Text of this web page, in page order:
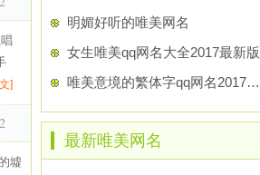
]
墟
明媚好听的唯美网名
女生唯美qq网名大全2017最新版
唯美意境的繁体字qq网名2017最新版
最新唯美网名